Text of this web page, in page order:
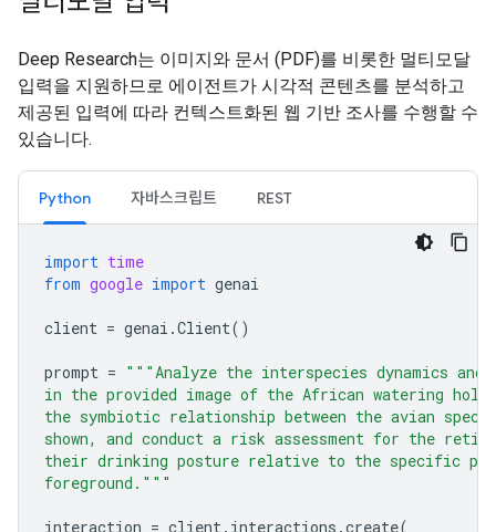
Deep Research는 이미지와 문서 (PDF)를 비롯한 멀티모달
입력을 지원하므로 에이전트가 시각적 콘텐츠를 분석하고
제공된 입력에 따라 컨텍스트화된 웹 기반 조사를 수행할 수
있습니다.
Python 자바스크립트 REST
import time
from google import genai
client = genai .Client()
prompt = """Analyze the interspecies dynamics
in the provided image of the African watering
the symbiotic relationship between the avian
shown, and conduct a risk assessment for the
their drinking posture relative to the specific
foreground."""
interaction = client. interactions .create(